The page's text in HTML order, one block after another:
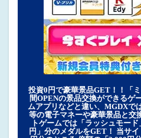
投資0円で豪華景品GET！！「
間OPENの景品交換ができるゲ
ムアプリなどと違い、MGDXで
等の電子マネーや豪華景品と交
トゲームでは「ラッシュモー
円」分のメダルをGET！ 当サ